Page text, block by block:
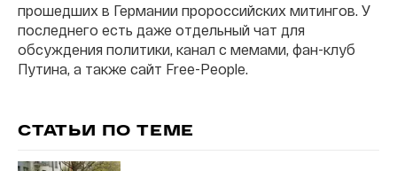
прошедших в Германии пророссийских митингов. У
последнего есть даже отдельный чат для
обсуждения политики, канал с мемами, фан-клуб
Путина, а также сайт Free-People.
СТАТЬИ ПО ТЕМЕ